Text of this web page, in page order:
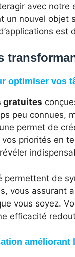
avec notre
un nouvel objet
optimiser vos
gratuites
peu connues,
permet de
priorités en
permettent de
vous assurant
vous soyez.
efficacité